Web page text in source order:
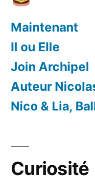
Maintenant
Il ou Elle
Join Archipel
Auteur
Nico & Lia,
Curiosité